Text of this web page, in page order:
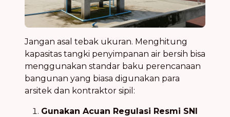
Jangan asal tebak ukuran. Menghitung
kapasitas tangki penyimpanan air bersih bisa
menggunakan standar baku perencanaan
bangunan yang biasa digunakan para
arsitek dan kontraktor sipil:
Gunakan Acuan Regulasi Resmi SNI